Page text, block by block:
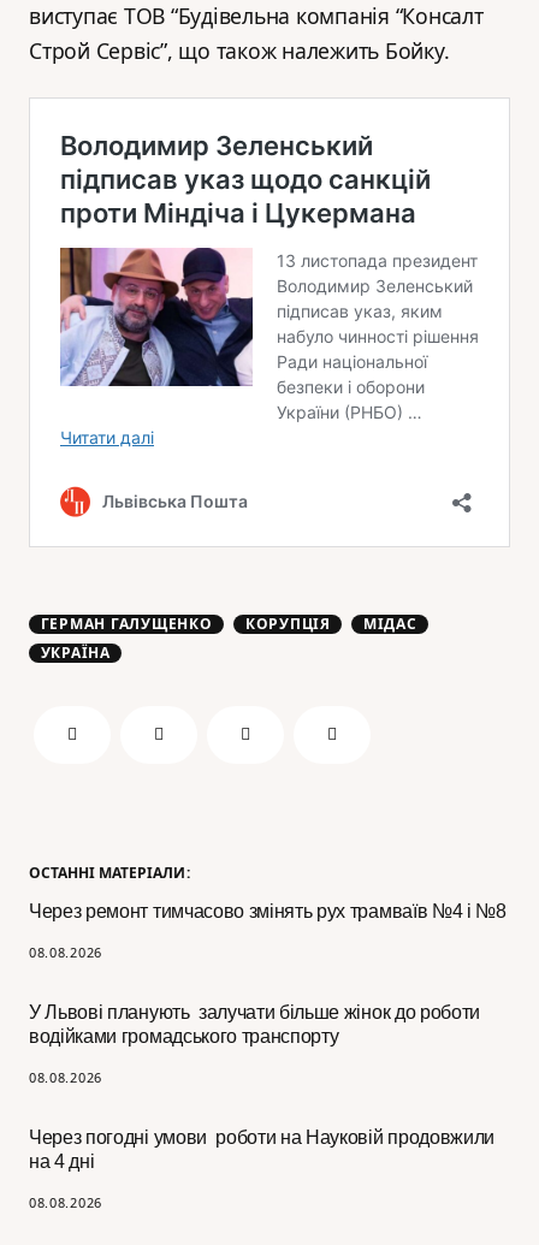
ОСТАННІ МАТЕРІАЛИ:
Через ремонт тимчасово змінять рух трамваїв №4 і №8
08.08.2026
У Львові планують залучати більше жінок до роботи
водійками громадського транспорту
08.08.2026
Через погодні умови роботи на Науковій продовжили
на 4 дні
08.08.2026
виступає ТОВ “Будівельна компанія “Консалт
Строй Сервіс”, що також належить Бойку.
ГЕРМАН ГАЛУЩЕНКО КОРУПЦІЯ
МІДАС
УКРАЇНА